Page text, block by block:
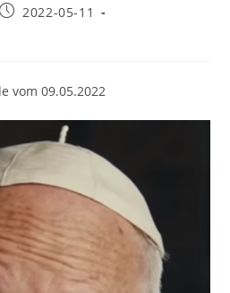
Beitrag2022-05-11
vom 09.05.2022